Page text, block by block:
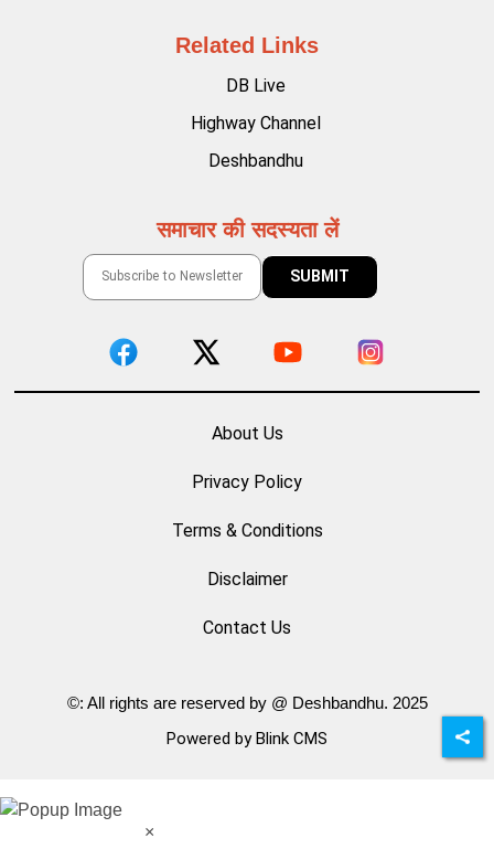
Related Links
DB Live
Highway Channel
Deshbandhu
समाचार की सदस्यता लें
About Us
Privacy Policy
Terms & Conditions
Disclaimer
Contact Us
©: All rights are reserved by @ Deshbandhu. 2025
Powered by Blink CMS
×